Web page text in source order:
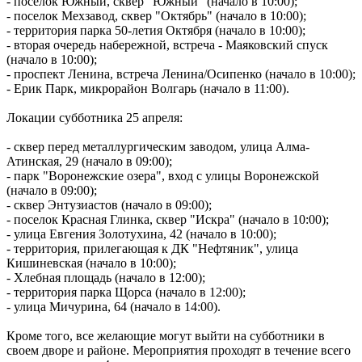
пассажирских судов
06.08.2026 | 17:42
Жителей Тольятти приглашают на набережную на шоу-
вечеринку
06.08.2026 | 17:23
Стало известно, на каких улицах Самары постригли газоны 6
06.08.2026 | 17:10
произошло пять ДТП с начала года
06.08.2026 | 17:09
Бесплатные тренировки и танцы: куда сходить в Самаре 7
августа
06.08.2026 | 17:05
В Тольятти пенсионер передал курьеру мошенников пакет с
нарезанными газетами вместо денег
06.08.2026 | 16:57
В первый день окружных соревнований проекта для
работающей молодежи "МолоТ" команда Самарской области
показала достойный результат
06.08.2026 | 16:21
деликатес
06.08.2026 | 16:17
- поселок Мехзавод, сквер "Октябрь" (начало в 10:00);
- территория парка 50-летия Октября (начало в 10:00);
- вторая очередь набережной, встреча - Маяковский спуск
(начало в 10:00);
- проспект Ленина, встреча Ленина/Осипенко (начало в 10:00);
- Ерик Парк, микрорайон Волгарь (начало в 11:00).
Локации субботника 25 апреля:
- сквер перед металлургическим заводом, улица Алма-
Атинская, 29 (начало в 09:00);
- парк "Воронежские озера", вход с улицы Воронежской
(начало в 09:00);
- сквер Энтузиастов (начало в 09:00);
- поселок Красная Глинка, сквер "Искра" (начало в 10:00);
- улица Евгения Золотухина, 42 (начало в 10:00);
- территория, прилегающая к ДК "Нефтяник", улица
Кишиневская (начало в 10:00);
- Хлебная площадь (начало в 12:00);
- территория парка Щорса (начало в 12:00);
- улица Мичурина, 64 (начало в 14:00).
Кроме того, все желающие могут выйти на субботники в
своем дворе и районе. Мероприятия проходят в течение всего